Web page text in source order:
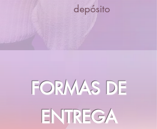
depósito
FORMAS DE
ENTREGA